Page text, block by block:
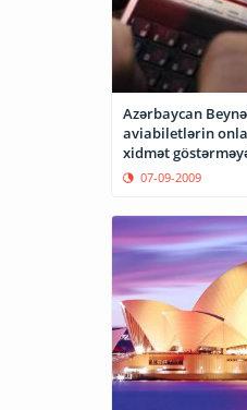
Azərbaycan
aviabiletlərin
xidmət
07-09-2009